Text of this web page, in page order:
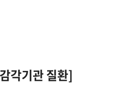
각기관 질환]